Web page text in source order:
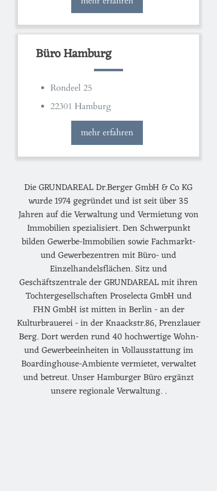
Büro Hamburg
Rondeel 25
22301 Hamburg
mehr erfahren
Die GRUNDAREAL Dr.Berger GmbH & Co KG
wurde 1974 gegründet und ist seit über 35
Jahren auf die Verwaltung und Vermietung von
Immobilien spezialisiert. Den Schwerpunkt
bilden Gewerbe-Immobilien sowie Fachmarkt-
und Gewerbezentren mit Büro- und
Einzelhandelsflächen. Sitz und
Geschäftszentrale der GRUNDAREAL mit ihren
Tochtergesellschaften Proselecta GmbH und
FHN GmbH ist mitten in Berlin - an der
Kulturbrauerei - in der Knaackstr.86, Prenzlauer
Berg. Dort werden rund 40 hochwertige Wohn-
und Gewerbeeinheiten in Vollausstattung im
Boardinghouse-Ambiente vermietet, verwaltet
und betreut. Unser Hamburger Büro ergänzt
unsere regionale Verwaltung. .